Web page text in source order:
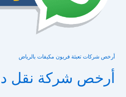
أرخص شركات تعبئة فريون مكيفات بالرياض
أرخص شركة نقل